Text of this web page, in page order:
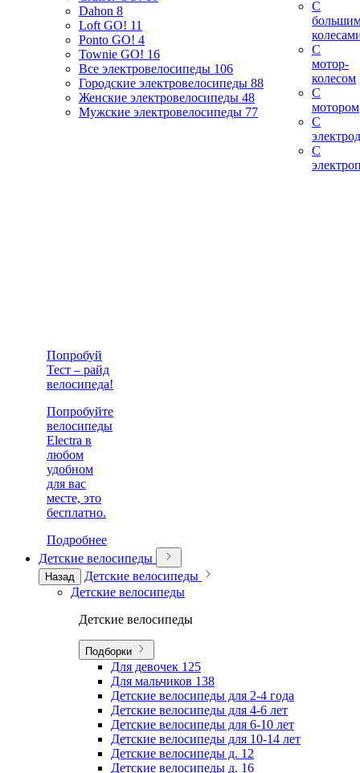
Dahon 8
Loft GO! 11
Ponto GO! 4
Townie GO! 16
Все электровелосипеды 106
Городские электровелосипеды 88
Женские электровелосипеды 48
Мужские электровелосипеды 77
С
С
мотор-
колесом
С
мотором
С
С
Попробуй
Тест – райд
велосипеда!
Попробуйте
велосипеды
Electra в
любом
удобном
для вас
месте, это
бесплатно.
Подробнее
Детские велосипеды
Назад
Детские велосипеды
Детские велосипеды
Детские велосипеды
Подборки
Для девочек 125
Для мальчиков 138
Детские велосипеды для 2-4 года
Детские велосипеды для 4-6 лет
Детские велосипеды для 6-10 лет
Детские велосипеды для 10-14 лет
Детские велосипеды д. 12
Детские велосипеды д. 16